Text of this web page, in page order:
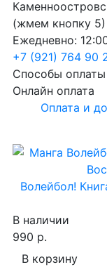
(жмем кнопку 5)
Ежедневно:
+7 (921) 764 90
Способы оплаты
Онлайн оплата
Оплата и
Волейбол!
В наличии
990 р.
В корзину